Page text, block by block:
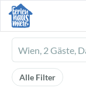
Ferienhausmiete
logo
Alle Filter